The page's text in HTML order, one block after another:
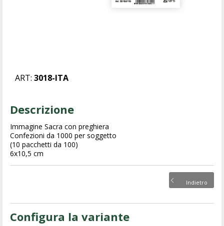
ART: 3018-ITA
Descrizione
Immagine Sacra con preghiera
Confezioni da 1000 per soggetto
(10 pacchetti da 100)
6x10,5 cm
Indietro
Configura la variante